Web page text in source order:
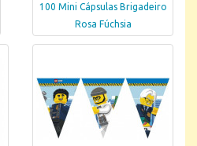
100 Mini Cápsulas Brigadeiro
Rosa Fúchsia